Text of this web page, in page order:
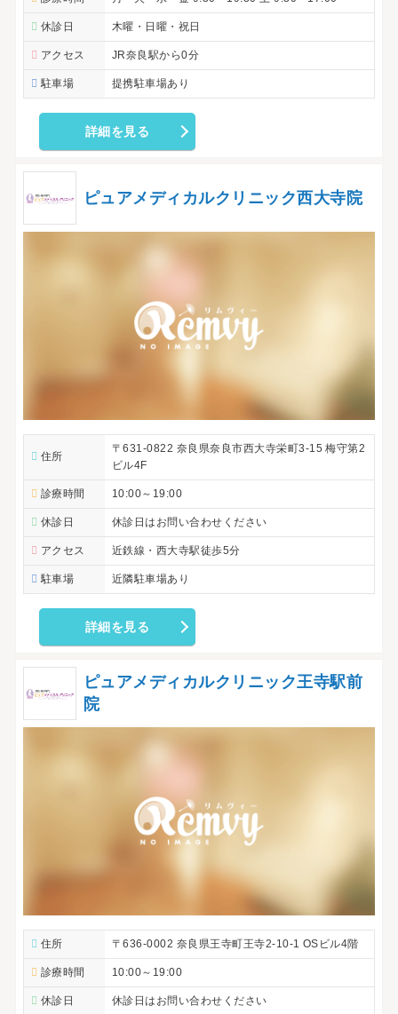
休診日 木曜・日曜・祝日
アクセス JR奈良駅から0分
駐車場 提携駐車場あり
詳細を見る
ピュアメディカルクリニック西大寺院
住所
〒631-0822 奈良県奈良市西大寺栄町3-15 梅守第2
ビル4F
診療時間 10:00～19:00
休診日 休診日はお問い合わせください
アクセス 近鉄線・西大寺駅徒歩5分
駐車場 近隣駐車場あり
詳細を見る
ピュアメディカルクリニック王寺駅前
院
住所 〒636-0002 奈良県王寺町王寺2-10-1 OSビル4階
診療時間 10:00～19:00
休診日 休診日はお問い合わせください